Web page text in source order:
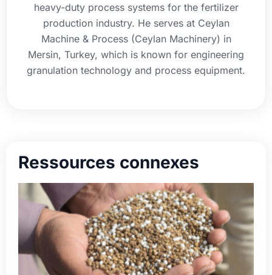
heavy-duty process systems for the fertilizer
production industry. He serves at Ceylan
Machine & Process (Ceylan Machinery) in
Mersin, Turkey, which is known for engineering
granulation technology and process equipment.
Ressources connexes